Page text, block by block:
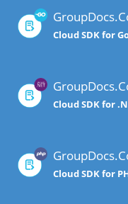
Cloud SDK for
Cloud SDK for
Cloud SDK for